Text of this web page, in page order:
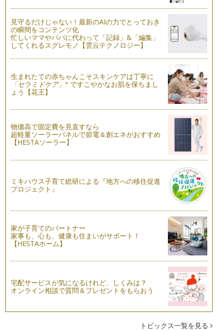
産後すぐの骨盤調整１
妊娠、出産を経験したママの身体は、骨盤が開いたりゆるんだ
り骨盤調整をすることで、背骨や全身…
産後すぐからできるストレッチ
産後すぐは、お腹に力を入れたり立位やバランスを取るような
産褥期は穏やかにストレッチで身体をほぐしましょう
最近では芸能人が産後３ヵ月ほどで妊娠前のような体型に戻っ
出産前の骨盤底筋群エクササイズ
前回の記事で快適に出産するためのマタニティケアに着目して
います。 今回は実際のエク…
快適に出産するためのマタニティケア
ベビーを待ち望んでいた女性にとっては、妊娠はとっても嬉し
いこと。お腹の中に小さな生命が宿っ…
見守るだけじゃない！最新のAIの力でとっておき
の瞬間をコンテンツ化
忙しいママやパパに代わって「記録」&「編集」
してくれるスグレモノ【雲云テクノロジー】
生まれたての赤ちゃんこそスキンケアは丁寧に
「セラミドケア」※ ですこやかなお肌を保ちまし
ょう【花王】
物価高で固定費を見直すなら
超軽量ソーラーパネルで節電＆創エネがおすすめ
【HESTAソーラー】
ミキハウス子育て総研による『地方への移住促進
プロジェクト』
家が子育てのパートナー
家事も、心も、健康も住まいがサポート！
【HESTAホーム】
宅配サービスが気になるけれど、しくみは？
オンライン相談で質問＆プレゼントをもらおう
トピックス一覧を見る